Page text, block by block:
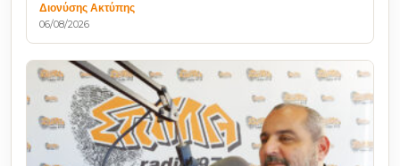
Διονύσης Ακτύπης
06/08/2026